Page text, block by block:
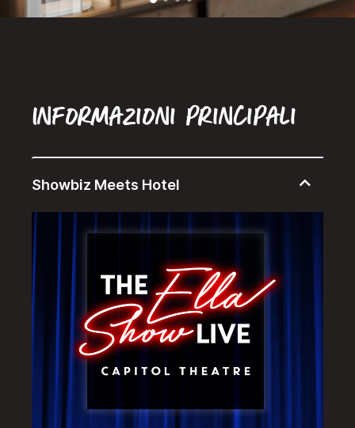
Informazioni principali